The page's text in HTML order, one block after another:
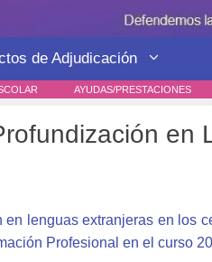
de Adjudicación
AYUDAS/PRESTACIONES
en
lenguas extranjeras en los
Profesional en el curso